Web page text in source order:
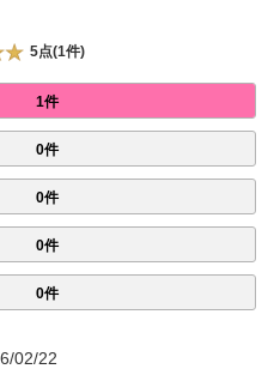
5点(1件)
1件
0件
0件
0件
0件
02/22